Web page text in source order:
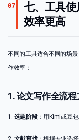
07
七、工具
效率更高
不同的工具适合不同的场
作效率：
1. 论文写作全流程
1. 选题阶段 ：用Kimi或豆
2. 文献查找 ：根据专业选